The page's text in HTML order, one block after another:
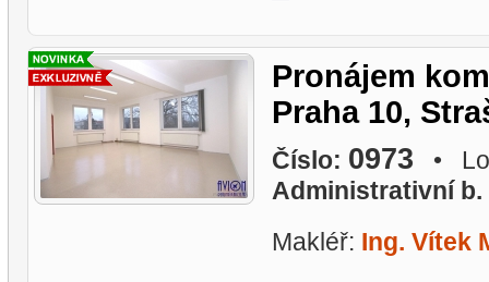
Pronájem
Praha 10,
Číslo: 0973 •
Administrativní b.
Makléř: Ing. Vítek